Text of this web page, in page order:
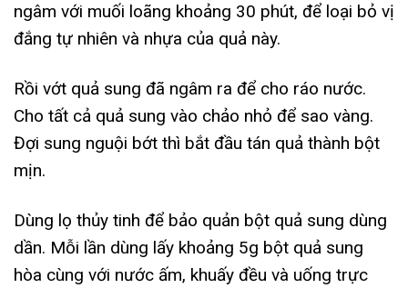
ngâm với muối loãng khoảng 30 phút, để loại bỏ vị
đắng tự nhiên và nhựa của quả này.
Rồi vớt quả sung đã ngâm ra để cho ráo nước.
Cho tất cả quả sung vào chảo nhỏ để sao vàng.
Đợi sung nguội bớt thì bắt đầu tán quả thành bột
mịn.
Dùng lọ thủy tinh để bảo quản bột quả sung dùng
dần. Mỗi lần dùng lấy khoảng 5g bột quả sung
hòa cùng với nước ấm, khuấy đều và uống trực